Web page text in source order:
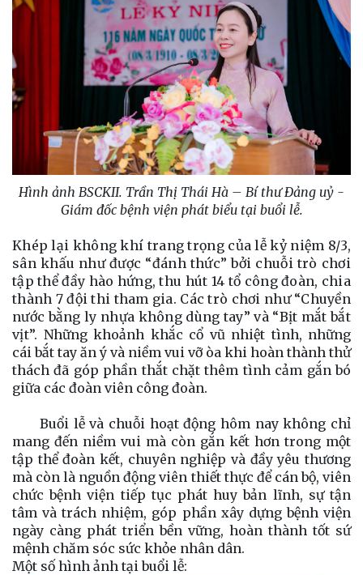
Hình ảnh BSCKII. Trần Thị Thái Hà – Bí thư Đảng uỷ -
Giám đốc bệnh viện phát biểu tại buổi lễ.
Khép lại không khí trang trọng của lễ kỷ niệm 8/3,
sân khấu như được “đánh thức” bởi chuỗi trò chơi
tập thể đầy hào hứng, thu hút 14 tổ công đoàn, chia
thành 7 đội thi tham gia. Các trò chơi như “Chuyền
nước bằng ly nhựa không dùng tay” và “Bịt mắt bắt
vịt”.Những khoảnh khắc cổ vũ nhiệt tình, những
cái bắt tay ăn ý và niềm vui vỡ òa khi hoàn thành thử
thách đã góp phần thắt chặt thêm tình cảm gắn bó
giữa các đoàn viên công đoàn.
Buổi lễ và chuỗi hoạt động hôm nay không chỉ
mang đến niềm vui mà còn gắn kết hơn trong một
tập thể đoàn kết, chuyên nghiệp và đầy yêu thương
mà còn là nguồn động viên thiết thực để cán bộ, viên
chức bệnh viện tiếp tục phát huy bản lĩnh, sự tận
tâm và trách nhiệm, góp phần xây dựng bệnh viện
ngày càng phát triển bền vững, hoàn thành tốt sứ
mệnh chăm sóc sức khỏe nhân dân.
Một số hình ảnh tại buổi lễ: